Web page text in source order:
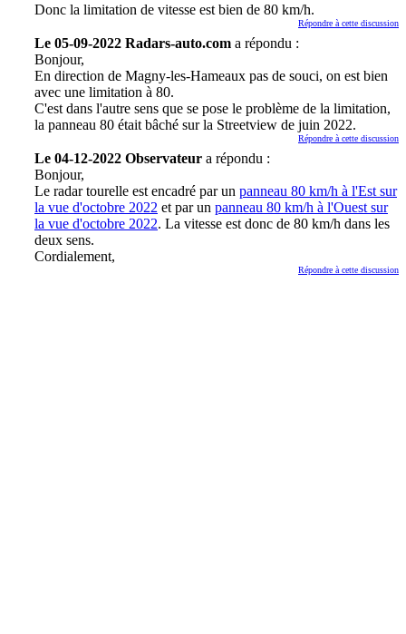
Donc la limitation de vitesse est bien de 80 km/h.
Répondre à cette discussion
Le 05-09-2022 Radars-auto.com a répondu :
Bonjour,
En direction de Magny-les-Hameaux pas de souci, on est bien
avec une limitation à 80.
C'est dans l'autre sens que se pose le problème de la limitation,
la panneau 80 était bâché sur la Streetview de juin 2022.
Répondre à cette discussion
Le 04-12-2022 Observateur a répondu :
Bonjour,
Le radar tourelle est encadré par un panneau 80 km/h à l'Est sur
la vue d'octobre 2022 et par un panneau 80 km/h à l'Ouest sur
la vue d'octobre 2022. La vitesse est donc de 80 km/h dans les
deux sens.
Cordialement,
Répondre à cette discussion